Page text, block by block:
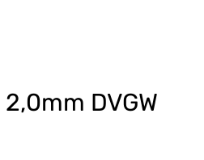
DVGW